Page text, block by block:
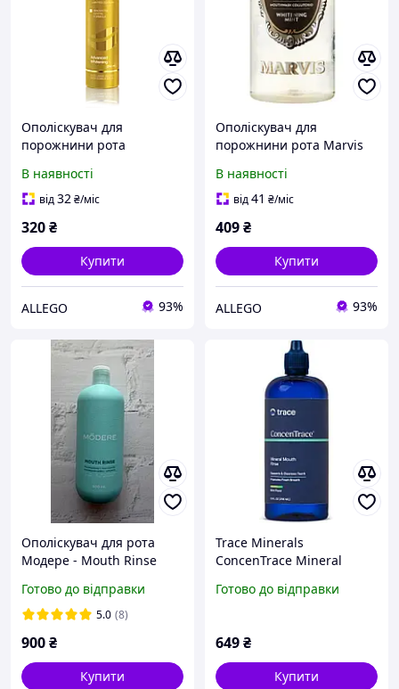
Ополіскувач для
порожнини рота
відбілювання ЗОЛОТИЙ
GOLD, 250 мл
В наявності
від32₴/міс
320₴
Купити
ALLEGO 93%
Ополіскувач для
порожнини рота Marvis
В наявності
від41 ₴/міс
409₴
Купити
ALLEGO 93%
Ополіскувач для рота
Модере - Mouth Rinse
Готово до відправки
5.0 (8)
900₴
Купити
Trace Minerals
ConcenTrace Mineral
Ополіскувач для рота з
Готово до відправки
649₴
Купити